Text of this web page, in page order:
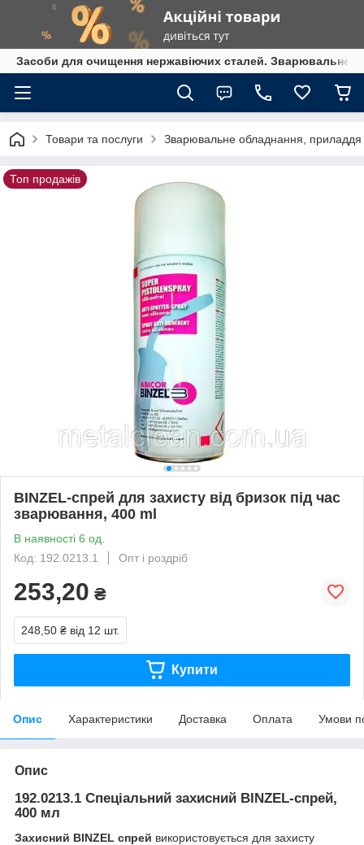
Засоби для очищення нержавіючих сталей. Зварювальне
Товари та послуги Зварювальне обладнання, приладдя
Топ продажів
BINZEL-спрей для захисту від бризок під час
зварювання, 400 ml
В наявності 6 од.
Код: 192.0213.1
Опт і роздріб
253,20 ₴
248,50 ₴ від 12 шт.
Купити
Опис Характеристики Доставка Оплата Умови
Опис
192.0213.1 Спеціальний захисний BINZEL-спрей,
400 мл
Захисний BINZEL спрей використовується для захисту